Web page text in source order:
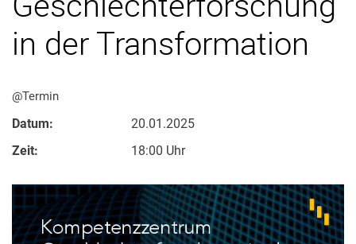
Alle Meldungen
Alle Veranstaltungen
Veranstaltungsarchiv
in der Transformation
@Termin
Datum:
20.01.2025
Zeit:
18:00 Uhr